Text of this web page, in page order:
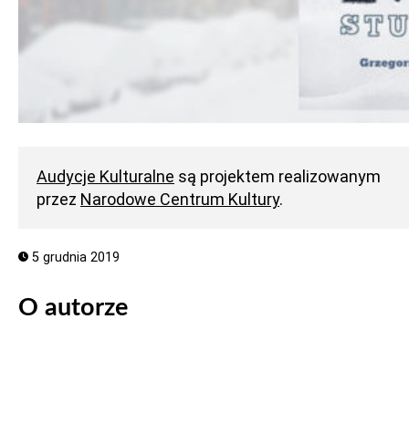
Audycje Kulturalne są projektem realizowanym
przez Narodowe Centrum Kultury.
5 grudnia 2019
O autorze